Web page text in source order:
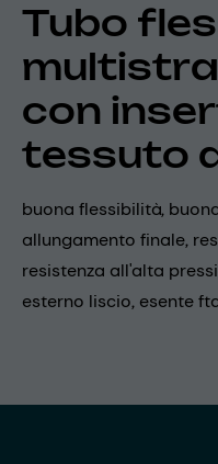
Tubo
con
tessuto
buona flessibilità,
allungamento finale,
resistenza all'alta
esterno liscio, esente